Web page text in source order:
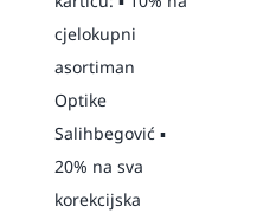
cjelokupni
asortiman
Optike
Salihbegović ▪️
20% na sva
korekcijska